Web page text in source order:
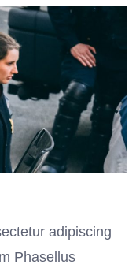
adipiscing
Phasellus